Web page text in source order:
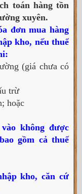
toán hàng tồn
xuyên.
đơn mua hàng
kho, nếu thuế
(giá chưa có
trừ
hoặc
không được
gồm cả thuế
kho, căn cứ